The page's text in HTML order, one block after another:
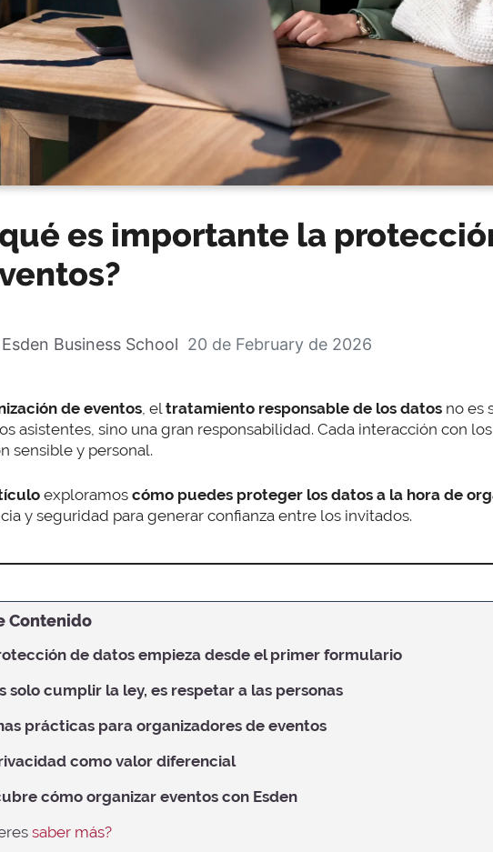
qué es importante la
Esden Business School 20 de February de 2026
de eventos, eltratamiento responsable de los datos no es
asistentes, sino una gran responsabilidad. Cada interacción con
sensible y personal.
exploramos cómo puedes proteger los datos a la hora de
y seguridad para generar confianza entre los invitados.
Contenido
de datos empieza desde el primer formulario
solo cumplir la ley, es respetar a las personas
prácticas para organizadores de eventos
como valor diferencial
cómo organizar eventos con Esden
saber más?